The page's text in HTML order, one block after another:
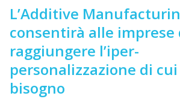
L’Additive
consentirà alle imprese
raggiungere l’iper-
personalizzazione di
bisogno